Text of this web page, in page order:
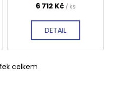
6 712 Kč / ks
DETAIL
Ocelkem